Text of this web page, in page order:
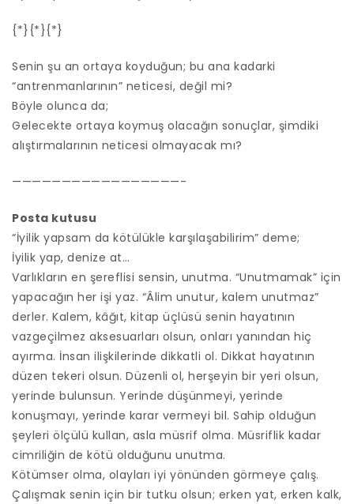
{*}{*}{*}
Senin şu an ortaya koyduğun; bu ana kadarki
“antrenmanlarının” neticesi, değil mi?
Böyle olunca da;
Gelecekte ortaya koymuş olacağın sonuçlar, şimdiki
alıştırmalarının neticesi olmayacak mı?
—————————————————-
Posta kutusu
“İyilik yapsam da kötülükle karşılaşabilirim” deme;
İyilik yap, denize at…
Varlıkların en şereflisi sensin, unutma. “Unutmamak” için
yapacağın her işi yaz. “Âlim unutur, kalem unutmaz”
derler. Kalem, kâğıt, kitap üçlüsü senin hayatının
vazgeçilmez aksesuarları olsun, onları yanından hiç
ayırma. İnsan ilişkilerinde dikkatli ol. Dikkat hayatının
düzen tekeri olsun. Düzenli ol, herşeyin bir yeri olsun,
yerinde bulunsun. Yerinde düşünmeyi, yerinde
konuşmayı, yerinde karar vermeyi bil. Sahip olduğun
şeyleri ölçülü kullan, asla müsrif olma. Müsriflik kadar
cimriliğin de kötü olduğunu unutma.
Kötümser olma, olayları iyi yönünden görmeye çalış.
Çalışmak senin için bir tutku olsun; erken yat, erken kalk,